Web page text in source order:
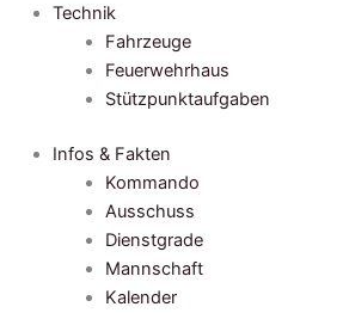
Technik
Fahrzeuge
Feuerwehrhaus
Stützpunktaufgaben
Infos & Fakten
Kommando
Ausschuss
Dienstgrade
Mannschaft
Kalender